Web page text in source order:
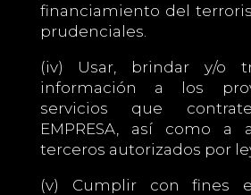
financiamiento del
prudenciales.
(iv) Usar, brindar y/o
información a los
servicios que
EMPRESA, así como a
terceros autorizados por
(v) Cumplir con fines